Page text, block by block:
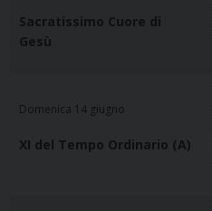
Sacratissimo Cuore di
Gesù
Domenica 14 giugno
XI del Tempo Ordinario (A)